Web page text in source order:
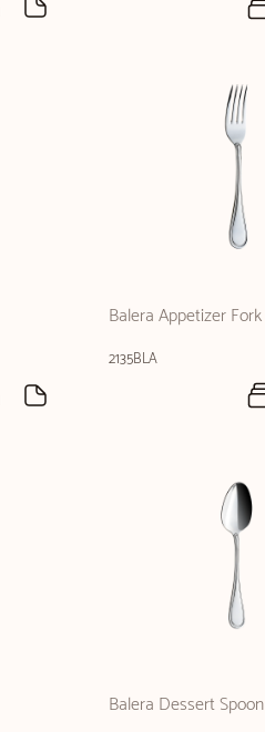
Balera Appetizer Fork
2135BLA
Balera Dessert Spoon